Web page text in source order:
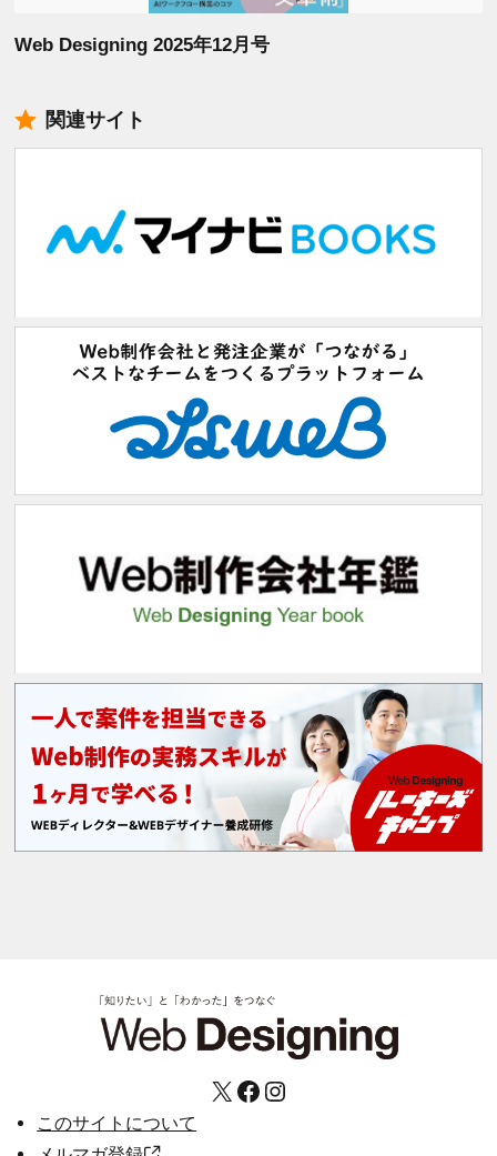
Web Designing 2025年12月号
関連サイト
X Facebook Instagram
このサイトについて